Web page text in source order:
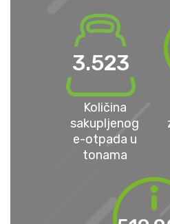
3.523
Količina
sakupljenog
e-otpada u
tonama